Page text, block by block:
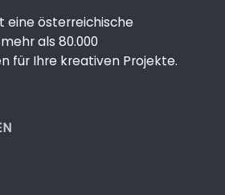
eine österreichische
als 80.000
für Ihre kreativen Projekte.